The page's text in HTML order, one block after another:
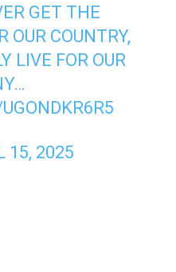
GET THE
OUR COUNTRY,
LIVE FOR OUR
15, 2025